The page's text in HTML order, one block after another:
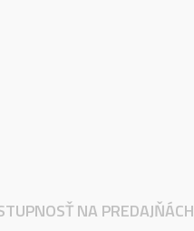
NA PREDAJŇÁCH